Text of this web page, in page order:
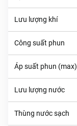
Lưu lượng khí
Công suất phun
Áp suất phun (max)
Lưu lượng nước
Thùng nước sạch